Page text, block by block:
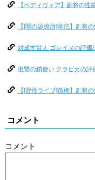
【ベディヴィア】副将の性
【[闇の診療所]華佗】副将
対成す賢人 ゴレイヌの評価
復讐の鎖使い クラピカの評
【[野性ライブ]孫権】副将
コメント
コメント